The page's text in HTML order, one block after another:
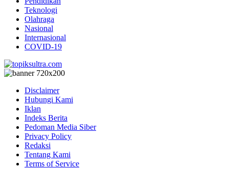
Teknologi
Olahraga
Nasional
Internasional
COVID-19
Disclaimer
Hubungi Kami
Iklan
Indeks Berita
Pedoman Media Siber
Privacy Policy
Redaksi
Tentang Kami
Terms of Service